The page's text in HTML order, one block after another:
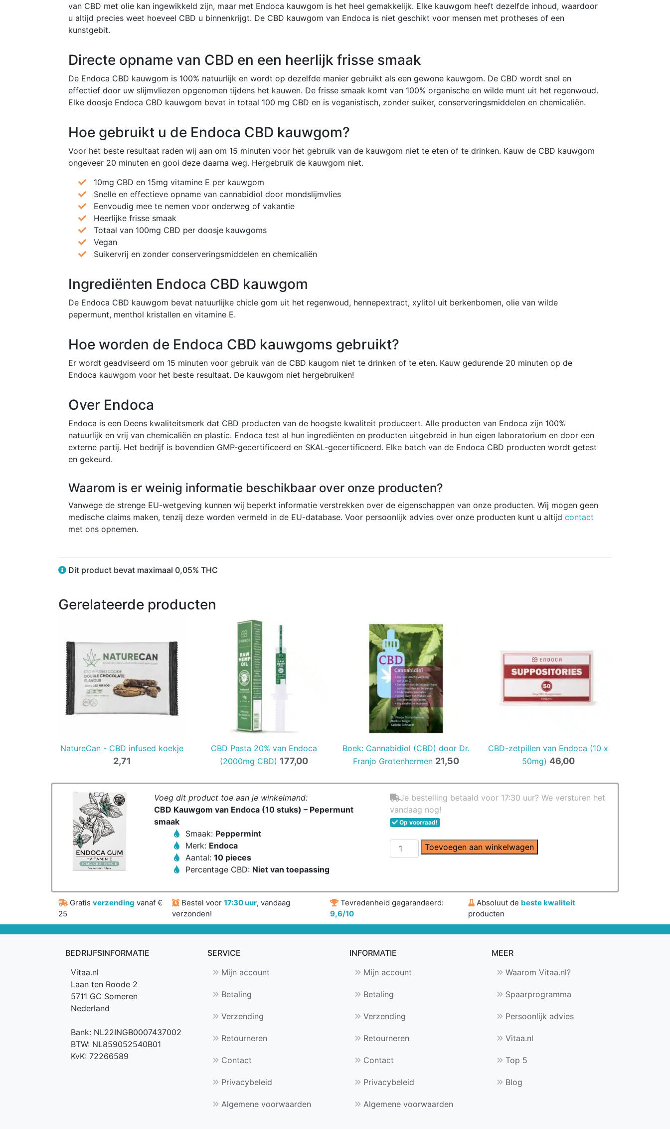
van CBD met olie kan ingewikkeld zijn, maar met Endoca kauwgom is het heel gemakkelijk. Elke kauwgom heeft dezelfde inhoud, waardoor
u altijd precies weet hoeveel CBD u binnenkrijgt. De CBD kauwgom van Endoca is niet geschikt voor mensen met protheses of een
kunstgebit.
Directe opname van CBD en een heerlijk frisse smaak
De Endoca CBD kauwgom is 100% natuurlijk en wordt op dezelfde manier gebruikt als een gewone kauwgom. De CBD wordt snel en
effectief door uw slijmvliezen opgenomen tijdens het kauwen. De frisse smaak komt van 100% organische en wilde munt uit het regenwoud.
Elke doosje Endoca CBD kauwgom bevat in totaal 100 mg CBD en is veganistisch, zonder suiker, conserveringsmiddelen en chemicaliën.
Hoe gebruikt u de Endoca CBD kauwgom?
Voor het beste resultaat raden wij aan om 15 minuten voor het gebruik van de kauwgom niet te eten of te drinken. Kauw de CBD kauwgom
ongeveer 20 minuten en gooi deze daarna weg. Hergebruik de kauwgom niet.
10mg CBD en 15mg vitamine E per kauwgom
Snelle en effectieve opname van cannabidiol door mondslijmvlies
Eenvoudig mee te nemen voor onderweg of vakantie
Heerlijke frisse smaak
Totaal van 100mg CBD per doosje kauwgoms
Vegan
Suikervrij en zonder conserveringsmiddelen en chemicaliën
Ingrediënten Endoca CBD kauwgom
De Endoca CBD kauwgom bevat natuurlijke chicle gom uit het regenwoud, hennepextract, xylitol uit berkenbomen, olie van wilde
pepermunt, menthol kristallen en vitamine E.
Hoe worden de Endoca CBD kauwgoms gebruikt?
Er wordt geadviseerd om 15 minuten voor gebruik van de CBD kaugom niet te drinken of te eten. Kauw gedurende 20 minuten op de
Endoca kauwgom voor het beste resultaat. De kauwgom niet hergebruiken!
Over Endoca
Endoca is een Deens kwaliteitsmerk dat CBD producten van de hoogste kwaliteit produceert. Alle producten van Endoca zijn 100%
natuurlijk en vrij van chemicaliën en plastic. Endoca test al hun ingrediënten en producten uitgebreid in hun eigen laboratorium en door een
externe partij. Het bedrijf is bovendien GMP-gecertificeerd en SKAL-gecertificeerd. Elke batch van de Endoca CBD producten wordt getest
en gekeurd.
Waarom is er weinig informatie beschikbaar over onze producten?
Vanwege de strenge EU-wetgeving kunnen wij beperkt informatie verstrekken over de eigenschappen van onze producten. Wij mogen geen
medische claims maken, tenzij deze worden vermeld in de EU-database. Voor persoonlijk advies over onze producten kunt u altijd contact
met ons opnemen.
Dit product bevat maximaal 0,05% THC
Gerelateerde producten
NatureCan - CBD infused koekje
2,71
CBD Pasta 20% van Endoca
(2000mg CBD) 177,00
Boek: Cannabidiol (CBD) door Dr.
Franjo Grotenhermen 21,50
CBD-zetpillen van Endoca (10 x
50mg) 46,00
Voeg dit product toe aan je winkelmand:
CBD Kauwgom van Endoca (10 stuks) – Pepermunt
smaak
Smaak: Peppermint
Merk: Endoca
Aantal: 10 pieces
Percentage CBD: Niet van toepassing
Je bestelling betaald voor 17:30 uur? We versturen het
vandaag nog!
Op voorraad!
CBD
Kauwgom
(10
stuks)
aantal
Toevoegen aan winkelwagen
Gratis verzending vanaf €
25
Bestel voor17:30 uur, vandaag
verzonden!
Tevredenheid gegarandeerd:
9,6/10
Absoluut de beste kwaliteit
producten
BEDRIJFSINFORMATIE
Vitaa.nl
Laan ten Roode 2
5711 GC Someren
Nederland
Bank: NL22INGB0007437002
BTW: NL859052540B01
KvK: 72266589
SERVICE
Mijn account
Betaling
Verzending
Retourneren
Contact
Privacybeleid
Algemene voorwaarden
INFORMATIE
Mijn account
Betaling
Verzending
Retourneren
Contact
Privacybeleid
Algemene voorwaarden
MEER
Waarom Vitaa.nl?
Spaarprogramma
Persoonlijk advies
Vitaa.nl
Top 5
Blog